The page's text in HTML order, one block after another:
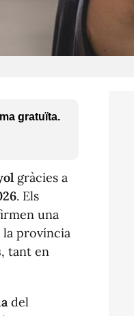
gratuïta.
gràcies a
. Els
una
la província
, tant en
del